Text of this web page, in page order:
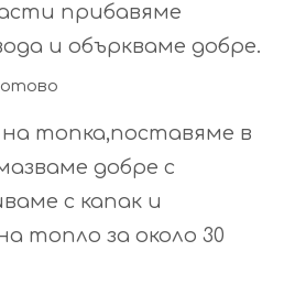
прибавяме
и объркваме добре.
топка,поставяме в
добре с
с капак и
топло за около 30